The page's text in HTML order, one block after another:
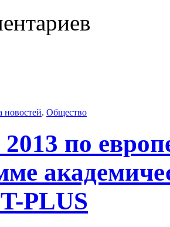
новостей. Общество
по
PLUS